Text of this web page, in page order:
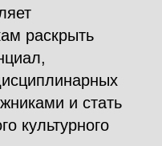
раскрыть
и стать
культурного